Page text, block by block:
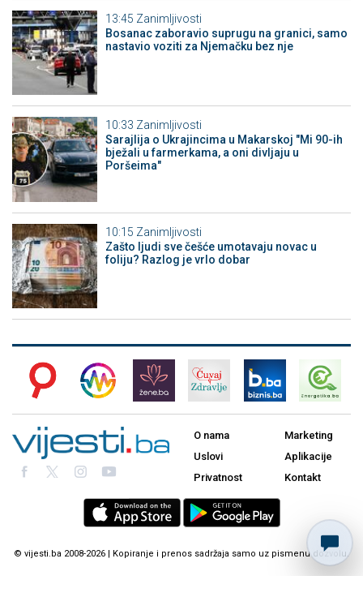
13:45 Zanimljivosti
Bosanac zaboravio suprugu na granici, samo
nastavio voziti za Njemačku bez nje
10:33 Zanimljivosti
Sarajlija o Ukrajincima u Makarskoj "Mi 90-ih
bježali u farmerkama, a oni divljaju u
Poršeima"
10:15 Zanimljivosti
Zašto ljudi sve češće umotavaju novac u
foliju? Razlog je vrlo dobar
O nama
Uslovi
Privatnost
Marketing
Aplikacije
Kontakt
© vijesti.ba 2008-2026 | Kopiranje i prenos sadržaja samo uz pismenu dozvolu.